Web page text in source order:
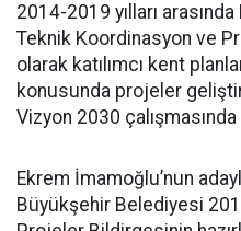
2014-2019 yılları
Teknik Koordinasyon ve
olarak katılımcı kent
konusunda projeler
Vizyon 2030 çalışmasında
Ekrem İmamoğlu’nun
Büyükşehir Belediyesi